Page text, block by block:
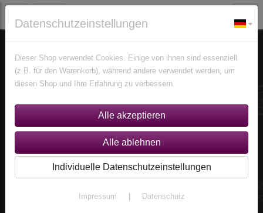
Edelsteine Citrine
Datenschutzeinstellungen
Dieser Shop verwendet Cookies. Einige von ihnen sind essenziell
(z.B. für den Warenkorb), während andere verwendet werden, um
diesen Shop und Ihre Erfahrung zu verbessern.
Individuelle Datenschutzeinstellungen
Impressum Datenschutz